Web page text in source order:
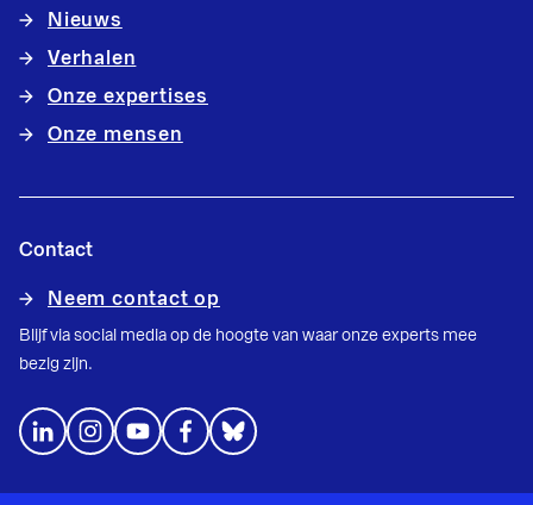
Nieuws
Verhalen
Onze expertises
Onze mensen
Contact
Neem contact op
Blijf via social media op de hoogte van waar onze experts mee
bezig zijn.